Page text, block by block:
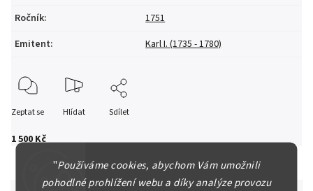
"Používáme cookies, abychom Vám umožnili
pohodlné prohlížení webu a díky analýze provozu
1 500 Kč
Ročník:
1751
Emitent: Karl I. (1735 - 1780)
Zeptat se Hlídat Sdílet